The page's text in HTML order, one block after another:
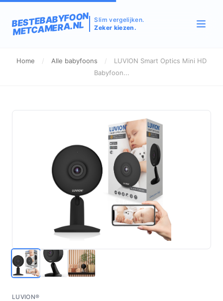
BESTEBABYFOON
METCAMERA.NL
Slim vergelijken.
Zeker kiezen.
Home / Alle babyfoons /
LUVION Smart Optics Mini HD
Babyfoon...
LUVION®